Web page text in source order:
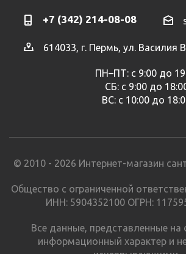
+7 (342) 214-08-08
614033, г. Пермь, ул. Василия
ПН–ПТ: с 9:00 до
СБ: с 9:00 до
ВС: с 10:00 до
© 2010 - 2026 Интернет-магазин
Общество с ограниченной
ИНН: 5904352100 ОГРН:
Все данные, представленные на
информационный характер и